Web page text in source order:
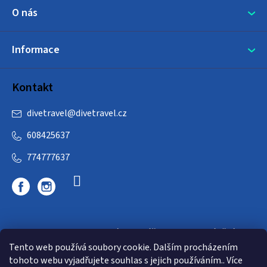
Tento web používá soubory cookie. Dalším procházením
tohoto webu vyjadřujete souhlas s jejich používáním.. Více
O nás
Informace
Kontakt
divetravel@divetravel.cz
608425637
774777637
DIVETRAVEL - cestovní kancelář - cesty za potápěním